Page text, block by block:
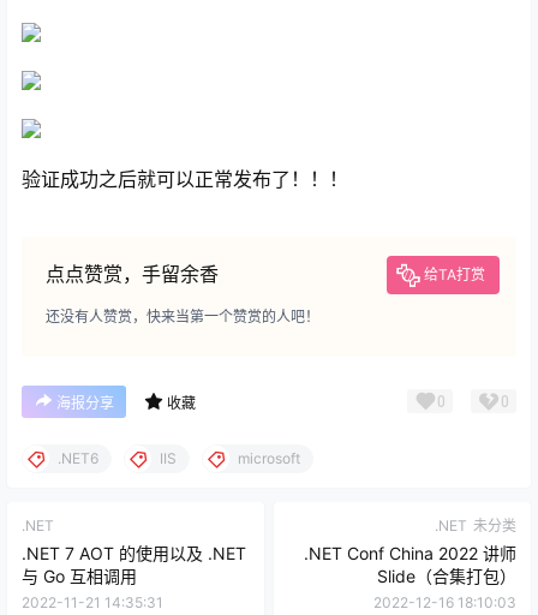
验证成功之后就可以正常发布了！！！
点点赞赏，手留余香 给TA打赏
还没有人赞赏，快来当第一个赞赏的人吧！
海报分享 收藏 0 0
.NET6 IIS microsoft
.NET
.NET 7 AOT 的使用以及 .NET
与 Go 互相调用
2022-11-21 14:35:31
.NET 未分类
.NET Conf China 2022 讲师
Slide（合集打包）
2022-12-16 18:10:03